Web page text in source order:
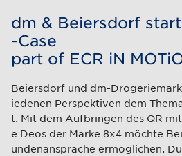
dm & Beiersdorf
-Case
part of ECR iN
Beiersdorf und dm-
iedenen Perspektiven dem
t. Mit dem Aufbringen des QR
e Deos der Marke 8x4 möchte
undenansprache ermöglichen.